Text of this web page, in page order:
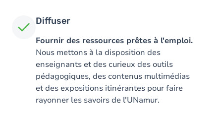
Diffuser
Fournir des ressources prêtes à l'emploi.
Nous mettons à la disposition des
enseignants et des curieux des outils
pédagogiques, des contenus multimédias
et des expositions itinérantes pour faire
rayonner les savoirs de l'UNamur.